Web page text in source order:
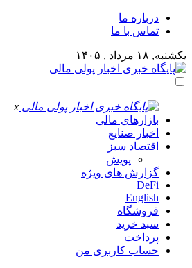
درباره ما
تماس با ما
یکشنبه, ۱۸ مرداد , ۱۴۰۵
x
بازارهای مالی
اخبار صنایع
اقتصاد سبز
پویش
گزارش های ویژه
DeFi
English
فروشگاه
سبد خرید
پرداخت
حساب کاربری من